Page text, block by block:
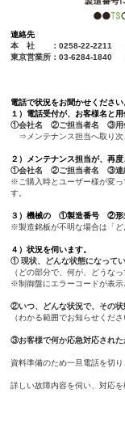
連絡先
本 社 ：0258-22-2211
東京営業所：03-6284-
電話で状況をお聞かせください
１）電話受付が、お客様名と用
①会社名 ②ご担当者名 ③用件
⇒メンテナンス担当へ取り次
２）メンテナンス担当が、再
①会社名 ②ご担当者名 ③連絡
※ご購入時とユーザー様が変っ
す。
３）機械の①製造番号 ②形
※製造銘板が不明な場合は「ど
４）状況を伺います。
① 現状、どんな状態になって
（どの部分で、何が、どうなっ
※制御盤にエラーコードが表示
②いつ、どんな状況で、その状
（わかる範囲でお知らせくださ
③お客様で何か応急対応された
資料準備のため一旦電話を切
詳しい故障内容を伺い、対応を